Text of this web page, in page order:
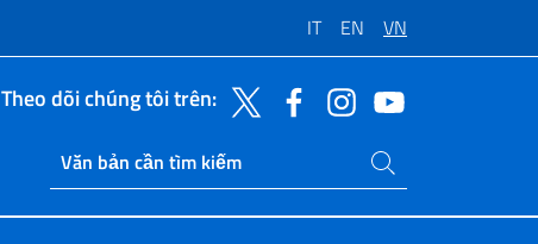
IT EN VN
Theo dõi chúng tôi trên:
Ricerca sito live
Tìm kiếm trang web